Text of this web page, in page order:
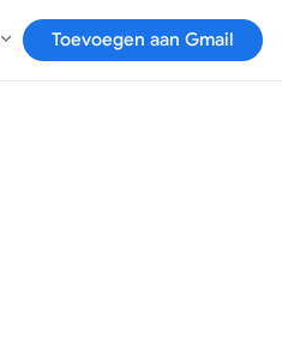
Toevoegen aan Gmail